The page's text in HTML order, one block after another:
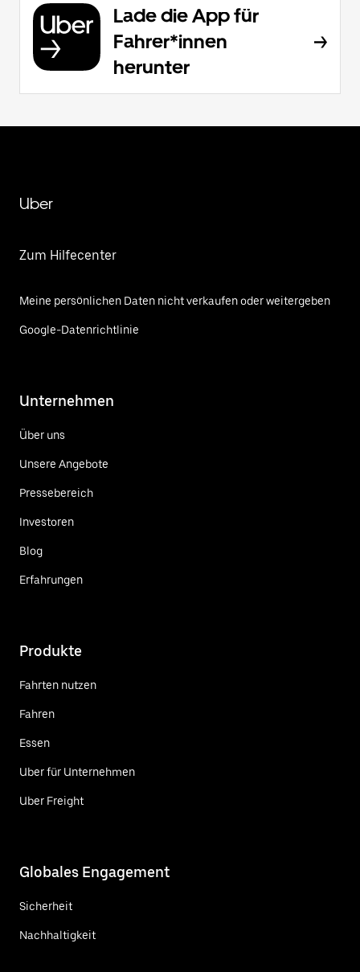
Lade die App für
Fahrer*innen
herunter
Uber
Zum Hilfecenter
Meine persönlichen Daten nicht verkaufen oder weitergeben
Google-Datenrichtlinie
Unternehmen
Über uns
Unsere Angebote
Pressebereich
Investoren
Blog
Erfahrungen
Produkte
Fahrten nutzen
Fahren
Essen
Uber für Unternehmen
Uber Freight
Globales Engagement
Sicherheit
Nachhaltigkeit